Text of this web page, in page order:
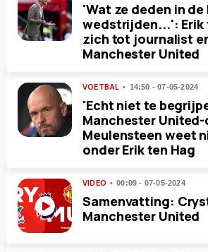
'Wat ze deden in
wedstrijden...': Erik
zich tot journalist
Manchester United
VOETBAL 14:50 - 07-05-2024
'Echt niet te
Manchester
Meulensteen weet
onder Erik ten Hag
VIDEO 00:09 - 07-05-2024
Samenvatting:
Manchester United